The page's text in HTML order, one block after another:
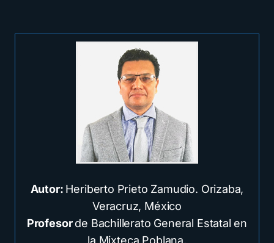
Autor: Heriberto Prieto Zamudio. Orizaba,
Veracruz, México
Profesorde Bachillerato General Estatal en
la Mixteca Poblana.